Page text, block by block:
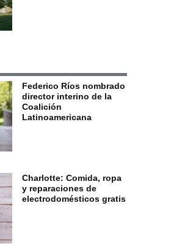
Federico Ríos nombrado
director interino de la
Coalición
Latinoamericana
Charlotte: Comida, ropa
y reparaciones de
electrodomésticos gratis